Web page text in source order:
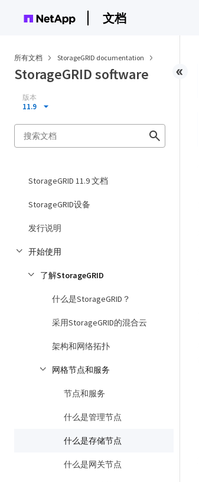
文档
所有文档 StorageGRID documentation
StorageGRID software
版本
11.9
StorageGRID 11.9 文档
StorageGRID设备
发行说明
开始使用
了解StorageGRID
什么是StorageGRID？
采用StorageGRID的混合云
架构和网络拓扑
网格节点和服务
节点和服务
什么是管理节点
什么是存储节点
什么是网关节点